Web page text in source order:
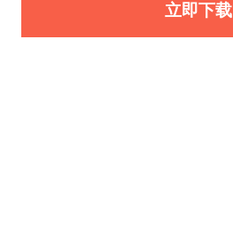
立即下载